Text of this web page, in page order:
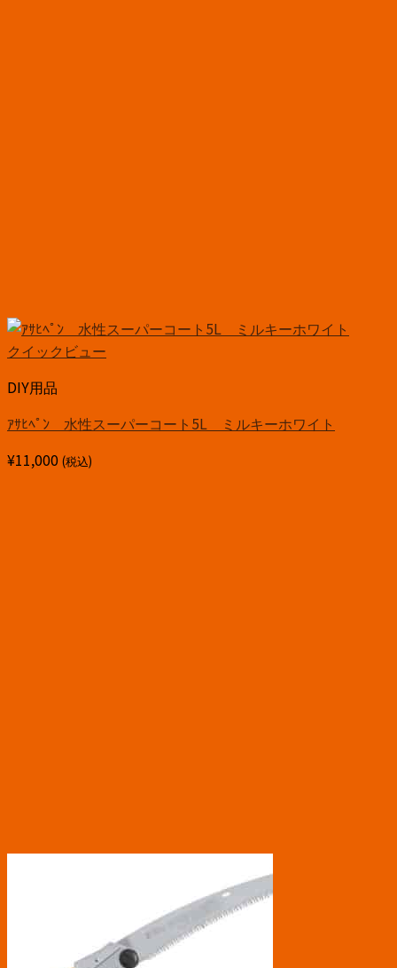
クイックビュー
DIY用品
ｱｻﾋﾍﾟﾝ 水性スーパーコート5L ミルキーホワイト
¥11,000 (税込)